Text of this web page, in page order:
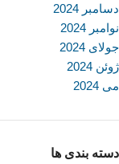
دسامبر 2024
نوامبر 2024
جولای 2024
ژوئن 2024
می 2024
دسته بندی ها